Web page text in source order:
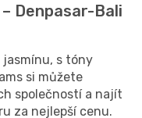
Denpasar-Bali
jasmínu, s tóny
si můžete
společností a najít
za nejlepší cenu.